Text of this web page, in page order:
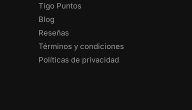
Tigo Puntos
Blog
Reseñas
Términos y condiciones
Políticas de privacidad